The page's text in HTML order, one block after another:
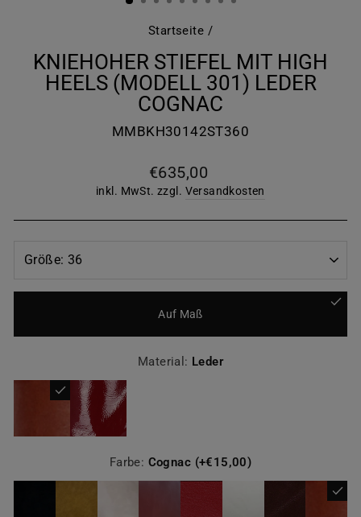
Startseite /
KNIEHOHER STIEFEL MIT HIGH
HEELS (MODELL 301) LEDER
COGNAC
MMBKH30142ST360
Normaler
Preis
€635,00
inkl. MwSt. zzgl. Versandkosten
Auf Maß
Material: Leder
Farbe: Cognac (+€15,00)